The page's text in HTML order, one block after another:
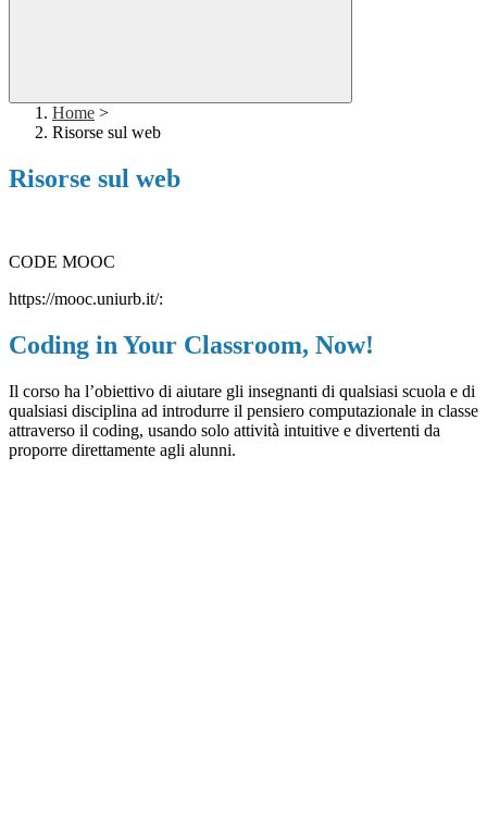
Home >
Risorse sul web
Risorse sul web
CODE MOOC
https://mooc.uniurb.it/:
Coding in Your Classroom, Now!
Il corso ha l’obiettivo di aiutare gli insegnanti di qualsiasi scuola e di
qualsiasi disciplina ad introdurre il pensiero computazionale in classe
attraverso il coding, usando solo attività intuitive e divertenti da
proporre direttamente agli alunni.